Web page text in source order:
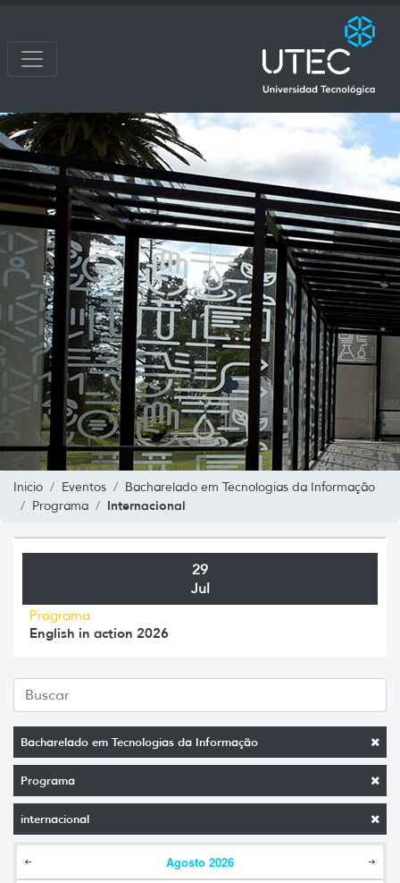
Inicio Eventos
Bacharelado em Tecnologias da Informação
Programa
Internacional
Bacharelado em Tecnologias da Informação
Programa
internacional
Agosto 2026
29
Jul
Programa
English in action 2026